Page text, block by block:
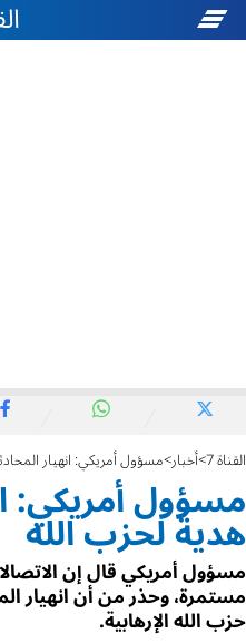
القناة 7 أخبار مسؤول أمريكي: انهيار
مسؤول أمريكي:
هدية لحزب الله
مسؤول أمريكي قال إن
مستمرة، وحذر من أن انهيار
حزب الله الإرهابية.